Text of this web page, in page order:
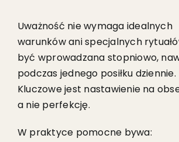
Uważność nie wymaga idealnych
warunków ani specjalnych
być wprowadzana stopniowo,
podczas jednego posiłku dziennie.
Kluczowe jest nastawienie na
a nie perfekcję.
W praktyce pomocne bywa: